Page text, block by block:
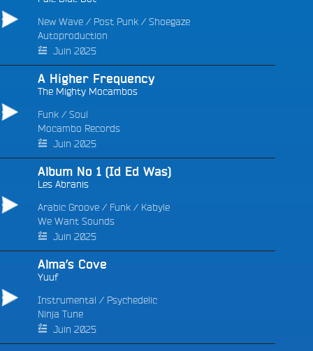
New Wave / Post Punk / Shoegaze
Autoproduction
Juin 2025
A Higher Frequency
The Mighty Mocambos
Funk / Soul
Mocambo Records
Juin 2025
Album No 1 (Id Ed Was)
Les Abranis
Arabic Groove / Funk / Kabyle
We Want Sounds
Juin 2025
Alma’s Cove
Yuuf
Instrumental / Psychedelic
Ninja Tune
Juin 2025